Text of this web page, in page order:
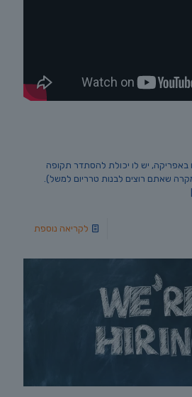
באפריקה, יש לו יכולת להסתדר תקופה
שאתם רוצים לבנות טרריום למשל).
לקריאה נוספת